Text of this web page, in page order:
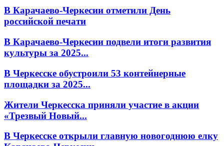
В Карачаево-Черкесии отметили День
российской печати
В Карачаево-Черкесии подвели итоги развития
культуры за 2025...
В Черкесске обустроили 53 контейнерные
площадки за 2025...
Жители Черкесска приняли участие в акции
«Трезвый Новый...
В Черкесске открыли главную новогоднюю елку